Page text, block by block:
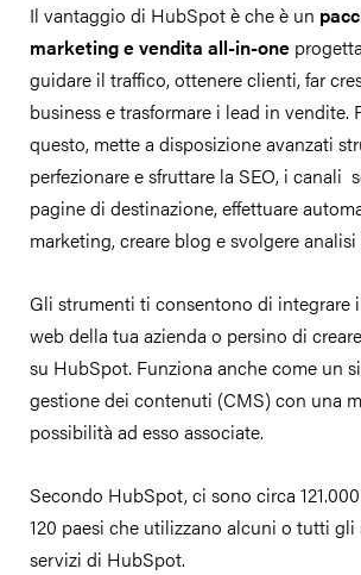
Il vantaggio di HubSpot è che è un
marketing e vendita all-in-one
guidare il traffico, ottenere clienti, far
business e trasformare i lead in vendite.
questo, mette a disposizione avanzati
perfezionare e sfruttare la SEO, i canali
pagine di destinazione, effettuare
marketing, creare blog e svolgere analisi
Gli strumenti ti consentono di integrare
web della tua azienda o persino di
su HubSpot. Funziona anche come un
gestione dei contenuti (CMS) con una
possibilità ad esso associate.
Secondo HubSpot, ci sono circa
120 paesi che utilizzano alcuni o tutti gli
servizi di HubSpot.